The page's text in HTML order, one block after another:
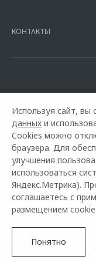
16.01.2015.
КОНТАКТЫ
Горячая линия
© 2026 Автомир Саратов
Используя сайт, вы
данных и
Cookies можно
браузера. Для
улучшения
использоваться
Яндекс.Метрика).
соглашаетесь с
размещением
Понятно